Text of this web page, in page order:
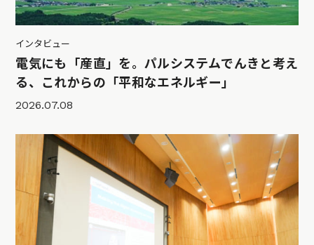
インタビュー
電気にも「産直」を。パルシステムでんきと考え
る、これからの「平和なエネルギー」
2026.07.08